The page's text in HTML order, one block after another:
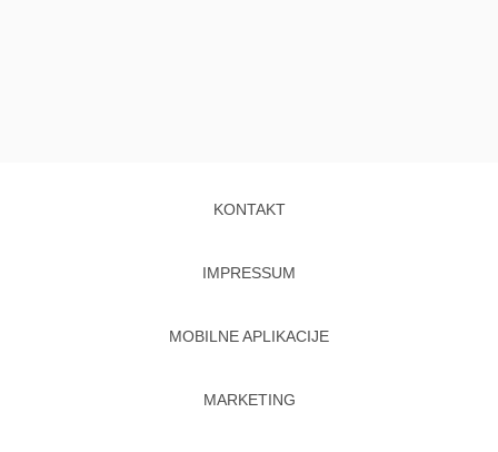
KONTAKT
IMPRESSUM
MOBILNE APLIKACIJE
MARKETING